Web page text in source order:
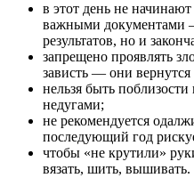
в этот день не
важными документами
результатов, но и
запрещено проявлять
зависть — они
нельзя быть
недугами;
не рекомендуется
последующий год
чтобы «не крутили»
вязать, шить, вышивать.